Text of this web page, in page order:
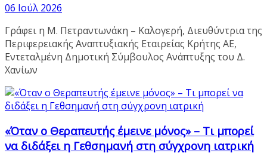
06 Ιούλ 2026
Γράφει η Μ. Πετραντωνάκη – Καλογερή, Διευθύντρια της
Περιφερειακής Αναπτυξιακής Εταιρείας Κρήτης ΑΕ,
Εντεταλμένη Δημοτική Σύμβουλος Ανάπτυξης του Δ.
Χανίων
«Όταν ο Θεραπευτής έμεινε μόνος» – Τι μπορεί
να διδάξει η Γεθσημανή στη σύγχρονη ιατρική